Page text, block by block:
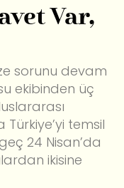
Var,
sorunu devam
ekibinden üç
temsil
24 Nisan’da
ikisine